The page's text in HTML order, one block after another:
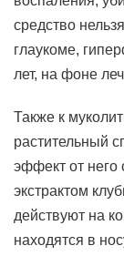
средство
глаукоме,
лет, на фоне
Также к
растительный
эффект от него
экстрактом
действуют на
находятся в